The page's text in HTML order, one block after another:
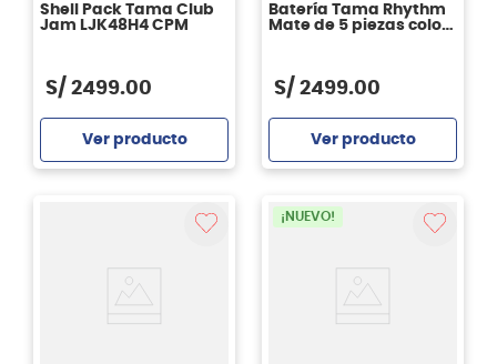
Shell Pack Tama Club
Jam LJK48H4 CPM
S/ 2499.00
Ver producto
Batería Tama Rhythm
Mate de 5 piezas color
S/ 2499.00
Ver producto
¡NUEVO!